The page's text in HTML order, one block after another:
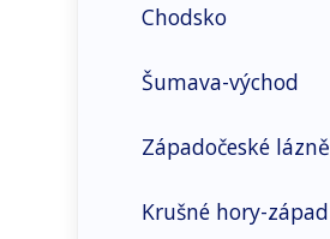
Příjemci a průměrné
údaje
Chodsko
Šumava-východ
Západočeské lázně
Krušné hory-západ